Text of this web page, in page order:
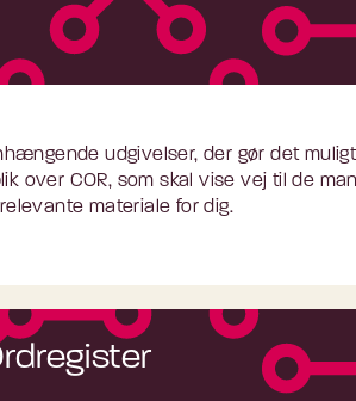
udgivelser, der gør det
over COR, som skal vise vej til de
materiale for dig.